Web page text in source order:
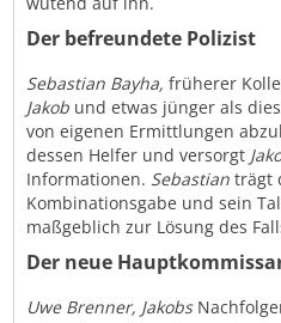
Der befreundete Polizist
Sebastian Bayha, früherer
Jakob und etwas jünger als
von eigenen Ermittlungen
dessen Helfer und versorgt
Informationen. Sebastianträgt
Kombinationsgabe und sein
maßgeblich zur Lösung des
Der neue
Uwe Brenner, Jakobs